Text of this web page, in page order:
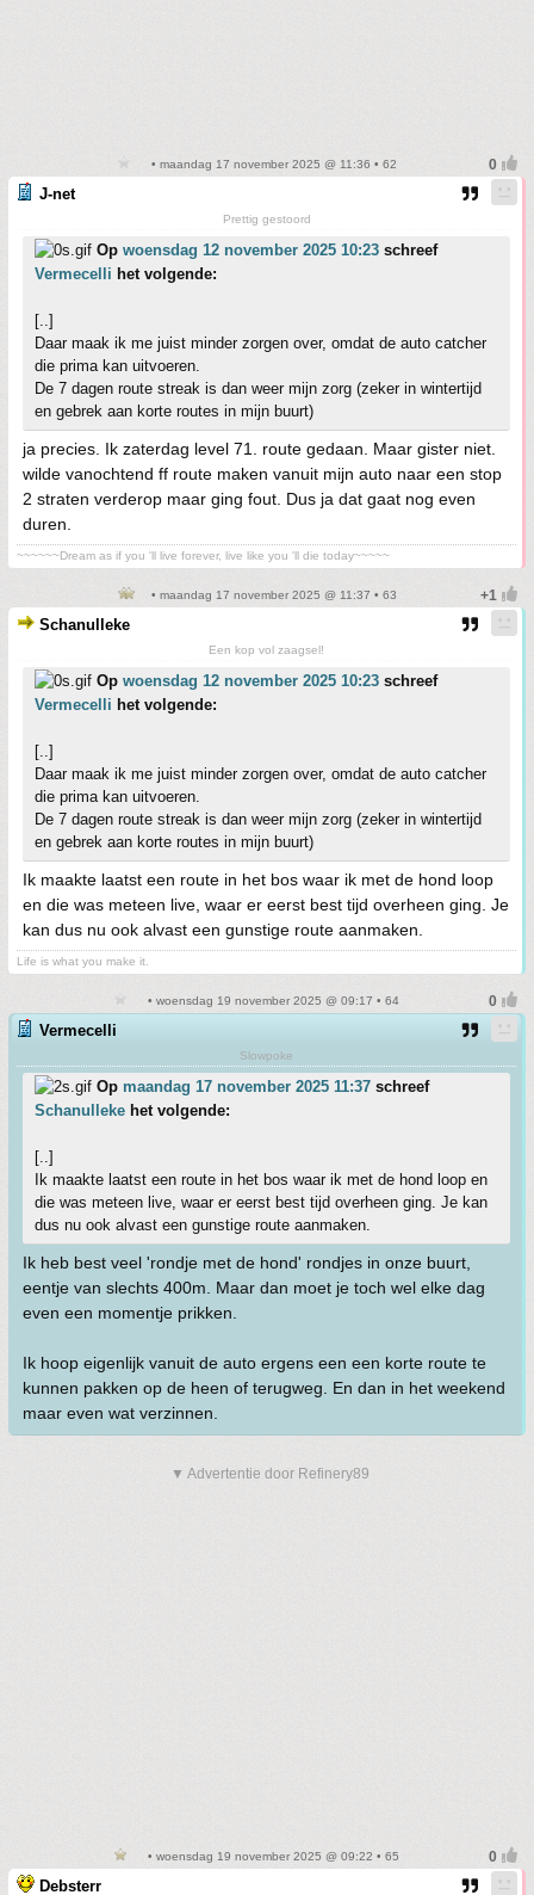
• maandag 17 november 2025 @ 11:36 • 62
J-net
Prettig gestoord
Op woensdag 12 november 2025 10:23 schreef
Vermecelli het volgende:
[..]
Daar maak ik me juist minder zorgen over, omdat de auto catcher
die prima kan uitvoeren.
De 7 dagen route streak is dan weer mijn zorg (zeker in wintertijd
en gebrek aan korte routes in mijn buurt)
ja precies. Ik zaterdag level 71. route gedaan. Maar gister niet.
wilde vanochtend ff route maken vanuit mijn auto naar een stop
2 straten verderop maar ging fout. Dus ja dat gaat nog even
duren.
~~~~~~Dream as if you 'll live forever, live like you 'll die today~~~~~
• maandag 17 november 2025 @ 11:37 • 63
Schanulleke
Een kop vol zaagsel!
Op woensdag 12 november 2025 10:23 schreef
Vermecelli het volgende:
[..]
Daar maak ik me juist minder zorgen over, omdat de auto catcher
die prima kan uitvoeren.
De 7 dagen route streak is dan weer mijn zorg (zeker in wintertijd
en gebrek aan korte routes in mijn buurt)
Ik maakte laatst een route in het bos waar ik met de hond loop
en die was meteen live, waar er eerst best tijd overheen ging. Je
kan dus nu ook alvast een gunstige route aanmaken.
Life is what you make it.
• woensdag 19 november 2025 @ 09:17 • 64
Vermecelli
Slowpoke
Op maandag 17 november 2025 11:37 schreef
Schanulleke het volgende:
[..]
Ik maakte laatst een route in het bos waar ik met de hond loop en
die was meteen live, waar er eerst best tijd overheen ging. Je kan
dus nu ook alvast een gunstige route aanmaken.
Ik heb best veel 'rondje met de hond' rondjes in onze buurt,
eentje van slechts 400m. Maar dan moet je toch wel elke dag
even een momentje prikken.
Ik hoop eigenlijk vanuit de auto ergens een een korte route te
kunnen pakken op de heen of terugweg. En dan in het weekend
maar even wat verzinnen.
▼ Advertentie door Refinery89
• woensdag 19 november 2025 @ 09:22 • 65
Debsterr